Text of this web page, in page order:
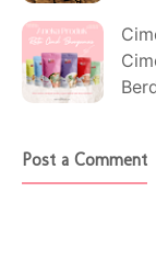
Post a Comment